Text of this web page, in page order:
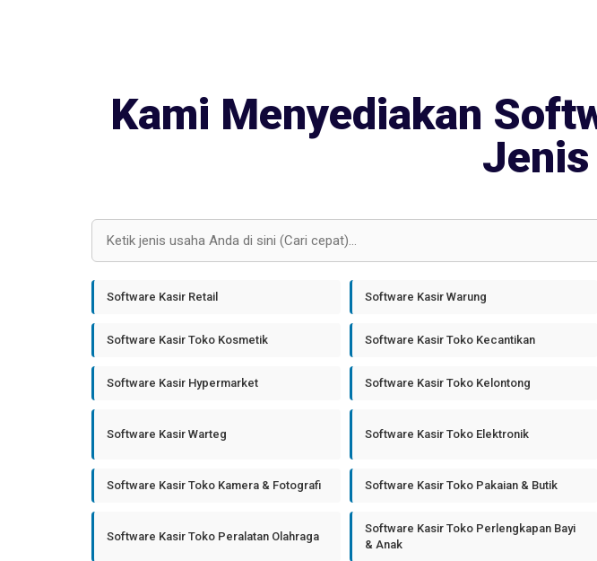
Kami Menyediakan
Jenis
Software Kasir Retail Software Kasir Warung
Software Kasir Toko Kosmetik Software Kasir Toko Kecantikan
Software Kasir Hypermarket Software Kasir Toko Kelontong
Software Kasir Warteg Software Kasir Toko Elektronik
Software Kasir Toko Kamera & Fotografi Software Kasir Toko Pakaian & Butik
Software Kasir Toko Peralatan Olahraga
Software Kasir Toko Perlengkapan Bayi
& Anak